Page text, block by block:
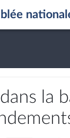
la